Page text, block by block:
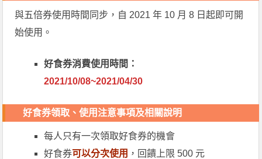
與五倍券使用時間同步，自 2021 年 10 月 8 日起即可開
始使用。
好食券消費使用時間：
2021/10/08~2021/04/30
好食券領取、使用注意事項及相關說明
每人只有一次領取好食券的機會
好食券可以分次使用 ，回饋上限 500 元